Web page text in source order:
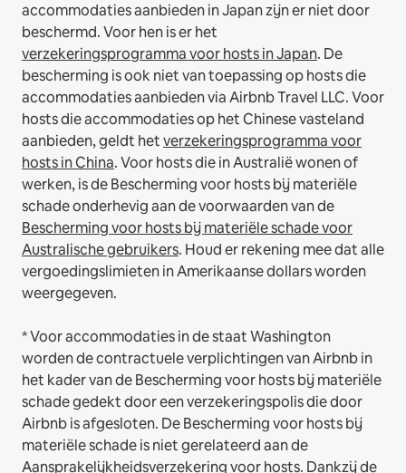
accommodaties aanbieden in Japan zijn er niet door
beschermd. Voor hen is er het
verzekeringsprogramma voor hosts in Japan. De
bescherming is ook niet van toepassing op hosts die
accommodaties aanbieden via Airbnb Travel LLC.Voor
hosts die accommodaties op het Chinese vasteland
aanbieden, geldt hetverzekeringsprogramma voor
hosts in China.Voor hosts die in Australië wonen of
werken, is de Bescherming voor hosts bij materiële
schade onderhevig aan de voorwaarden van de
Bescherming voor hosts bij materiële schade voor
Australische gebruikers. Houd er rekening mee dat alle
vergoedingslimieten in Amerikaanse dollars worden
weergegeven.
* Voor accommodaties in de staat Washington
worden de contractuele verplichtingen van Airbnb in
het kader van de Bescherming voor hosts bij materiële
schade gedekt door een verzekeringspolis die door
Airbnb is afgesloten. De Bescherming voor hosts bij
materiële schade is niet gerelateerd aan de
Aansprakelijkheidsverzekering voor hosts. Dankzij de